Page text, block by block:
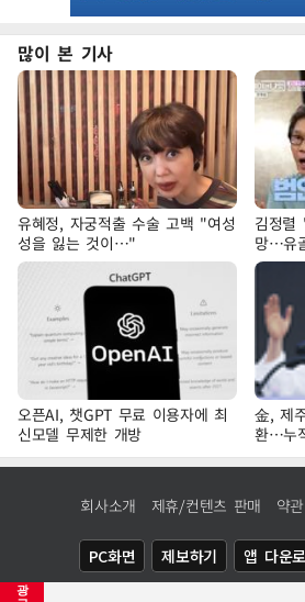
광
많이 본 기사
유혜정, 자궁적출 수술 고백 "여성
성을 잃는 것이…"
김정렬
망…유
오픈AI, 챗GPT 무료 이용자에 최
신모델 무제한 개방
金, 제
환…누
남 표
회사소개 제휴/컨텐츠 판매 약
PC화면 제보하기 앱 다운